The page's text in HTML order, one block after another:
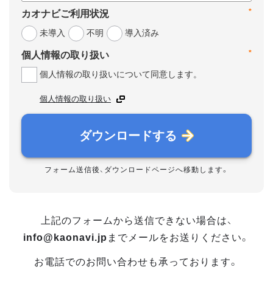
*
カオナビご利用状況
未導入
不明 導入済み
*
個人情報の取り扱い
個人情報の取り扱いについて同意します。
個人情報の取り扱い
ダウンロードする
フォーム送信後、ダウンロードページへ移動します。
上記のフォームから送信できない場合は、
info@kaonavi.jp までメールをお送りください。
お電話でのお問い合わせも承っております。